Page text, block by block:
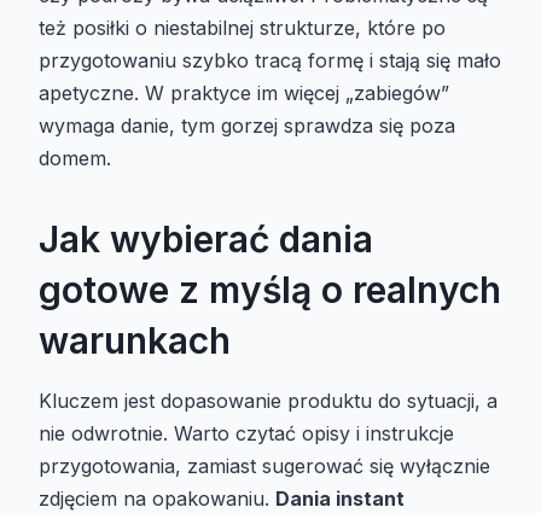
też posiłki o niestabilnej strukturze, które po
przygotowaniu szybko tracą formę i stają się mało
apetyczne. W praktyce im więcej „zabiegów”
wymaga danie, tym gorzej sprawdza się poza
domem.
Jak wybierać dania
gotowe z myślą o realnych
warunkach
Kluczem jest dopasowanie produktu do sytuacji, a
nie odwrotnie. Warto czytać opisy i instrukcje
przygotowania, zamiast sugerować się wyłącznie
zdjęciem na opakowaniu. Dania instant